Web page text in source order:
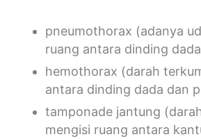
pneumothorax (adanya
ruang antara dinding
hemothorax (darah
antara dinding dada dan
tamponade jantung
mengisi ruang antara